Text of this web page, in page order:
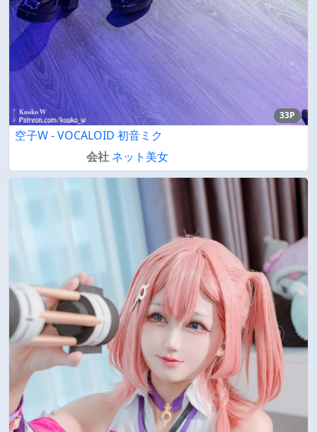
33P
空子W - VOCALOID 初音ミク
会社 ネット美女